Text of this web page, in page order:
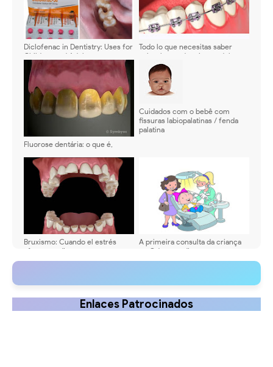
Diclofenac in Dentistry: Uses for
Children and Adults
Todo lo que necesitas saber
sobre la ortodoncia en adultos -
Video
Fluorose dentária: o que é,
Cuidados com o bebê com
fissuras labiopalatinas / fenda
palatina
Bruxismo: Cuando el estrés
afecta tus dientes
A primeira consulta da criança
no Odontopediatra
Enlaces Patrocinados